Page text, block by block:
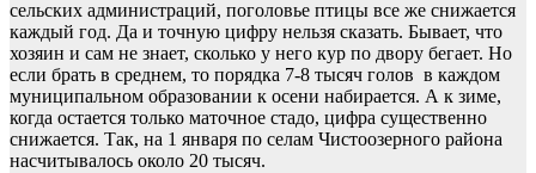
сельских администраций, поголовье птицы все же снижается
каждый год. Да и точную цифру нельзя сказать. Бывает, что
хозяин и сам не знает, сколько у него кур по двору бегает. Но
если брать в среднем, то порядка 7-8 тысяч голов в каждом
муниципальном образовании к осени набирается. А к зиме,
когда остается только маточное стадо, цифра существенно
снижается. Так, на 1 января по селам Чистоозерного района
насчитывалось около 20 тысяч.